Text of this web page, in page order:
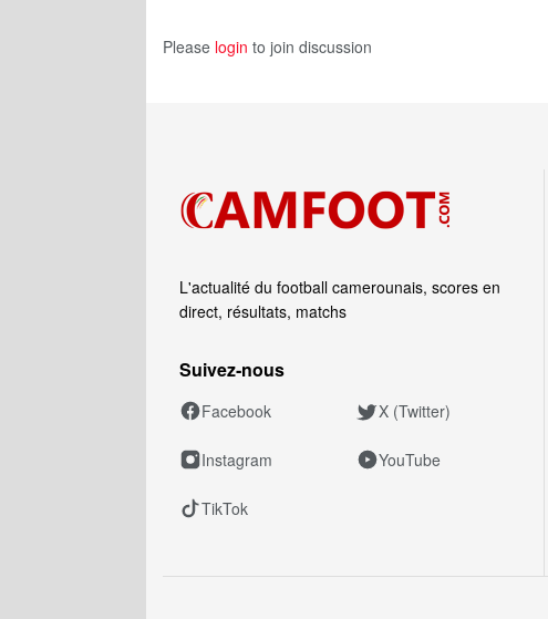
Please login to join discussion
L'actualité du football camerounais, scores en
direct, résultats, matchs
Suivez‑nous
Facebook X (Twitter)
Instagram YouTube
TikTok